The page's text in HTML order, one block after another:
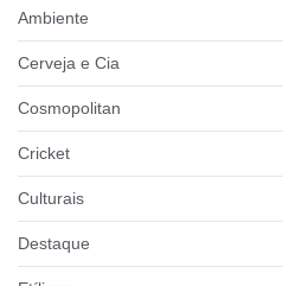
Ambiente
Cerveja e Cia
Cosmopolitan
Cricket
Culturais
Destaque